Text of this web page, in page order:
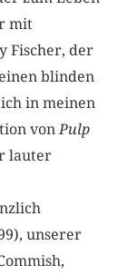
mit
Fischer, der
blinden
in meinen
vonPulp
lauter
unserer